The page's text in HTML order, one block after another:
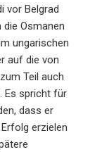
vor Belgrad
Osmanen
ungari­schen
auf die von
Teil auch
Es spricht für
dass er
erzielen